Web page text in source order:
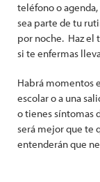
teléfono o
sea parte de tu
por noche. Haz el
si te enfermas
Habrá momentos
escolar o a una
o tienes síntomas
será mejor que te
entenderán que